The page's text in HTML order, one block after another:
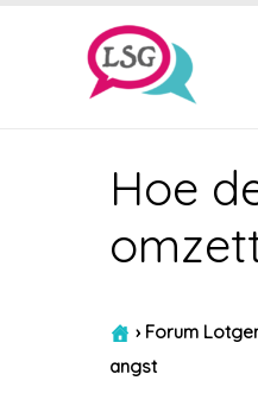
Hoe
› Forum
angst